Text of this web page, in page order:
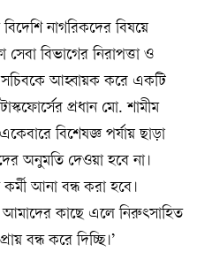
নাগরিকদের বিষয়ে
সেবা বিভাগের নিরাপত্তা ও
সচিবকে আহ্বায়ক করে একটি
প্রধান মো. শামীম
বিশেষজ্ঞ পর্যায় ছাড়া
অনুমতি দেওয়া হবে না।
আনা বন্ধ করা হবে।
আমাদের কাছে এলে নিরুৎসাহিত
বন্ধ করে দিচ্ছি।’